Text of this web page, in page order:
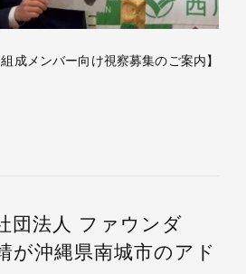
成メンバー向け視察募集のご案内】
団法人 ファウンダ
が沖縄県南城市のアド